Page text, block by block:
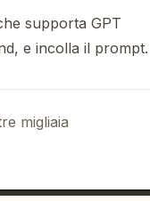
supporta GPT
e incolla il prompt.
migliaia